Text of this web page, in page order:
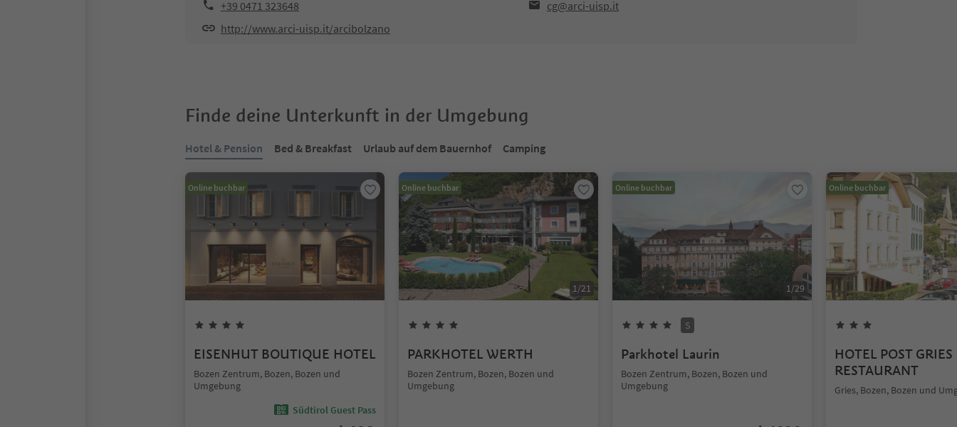
+39 0471 323648
cg@arci-uisp.it
http://www.arci-uisp.it/arcibolzano
Finde deine Unterkunft in der Umgebung
Hotel & Pension Bed & Breakfast Urlaub auf dem Bauernhof Camping
Online buchbar
EISENHUT BOUTIQUE HOTEL
Bozen Zentrum, Bozen, Bozen und
Umgebung
Südtirol Guest Pass
Online buchbar
1/21
PARKHOTEL WERTH
Bozen Zentrum, Bozen, Bozen und
Umgebung
Online buchbar
1/29
S
Parkhotel Laurin
Bozen Zentrum, Bozen, Bozen und
Umgebung
Online buchbar
HOTEL POST
RESTAURANT
Gries, Bozen, Bozen und